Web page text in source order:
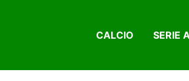
CALCIO SERIE